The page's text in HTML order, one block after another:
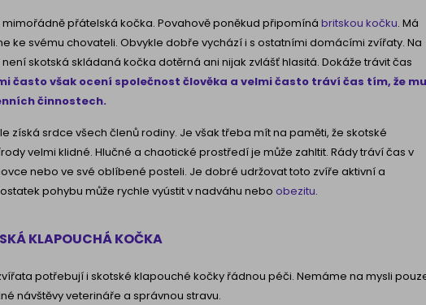
přátelská kočka. Povahově poněkud připomíná britskou kočku. Má
ke svému chovateli. Obvykle dobře vychází i s ostatními domácími zvířaty. Na
skotská skládaná kočka dotěrná ani nijak zvlášť hlasitá. Dokáže trávit čas
často však ocení společnost člověka a velmi často tráví čas tím, že mu
činnostech.
získá srdce všech členů rodiny. Je však třeba mít na paměti, že skotské
velmi klidné. Hlučné a chaotické prostředí je může zahltit. Rády tráví čas v
nebo ve své oblíbené posteli. Je dobré udržovat toto zvíře aktivní a
pohybu může rychle vyústit v nadváhu nebo obezitu.
KLAPOUCHÁ KOČKA
potřebují i skotské klapouché kočky řádnou péči. Nemáme na mysli
návštěvy veterináře a správnou stravu.